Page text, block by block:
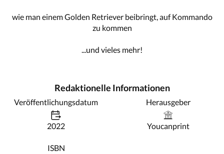
wie man einem Golden Retriever beibringt, auf Kommando
zu kommen
...und vieles mehr!
Redaktionelle Informationen
Veröffentlichungsdatum
2022
Herausgeber
Youcanprint
ISBN